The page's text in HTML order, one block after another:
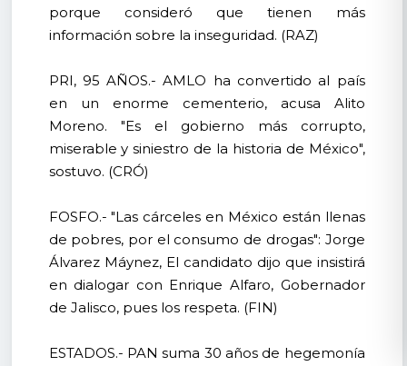
porque consideró que tienen más
información sobre la inseguridad. (RAZ)
PRI, 95 AÑOS.- AMLO ha convertido al país
en un enorme cementerio, acusa Alito
Moreno. "Es el gobierno más corrupto,
miserable y siniestro de la historia de México",
sostuvo. (CRÓ)
FOSFO.- "Las cárceles en México están llenas
de pobres, por el consumo de drogas": Jorge
Álvarez Máynez, El candidato dijo que insistirá
en dialogar con Enrique Alfaro, Gobernador
de Jalisco, pues los respeta. (FIN)
ESTADOS.- PAN suma 30 años de hegemonía